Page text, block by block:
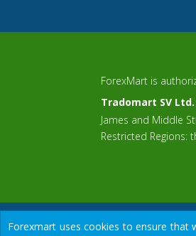
ForexMart is
Tradomart SV Ltd.
James and Middle
Restricted Regions:
Forexmart uses cookies to ensure that